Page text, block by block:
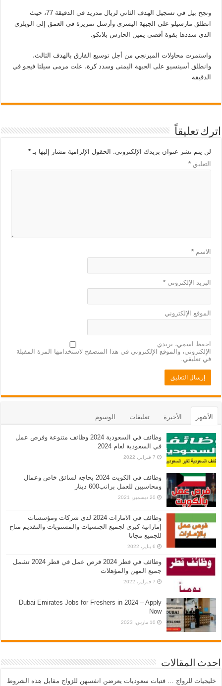
ونجح بيل في تسجيل الهدف الثاني لريال مدريد في الدقيقة 77، حيث
انطلق مارسيلو على الجبهة اليسرى وأرسل تمريرة في العمق إلى الويلزي
الذي سددها بقوة أقصى يمين الحارس بلانكو.
واستمرت محاولات الميرنجي من أجل توسيع الفارق بالهدف الثالث،
وانطلق أسينسيو على الجبهة اليمنى وسدد كرة، علت مرمى سيلتا فيجو في
الدقيقة
اترك تعليقاً
لن يتم نشر عنوان بريدك الإلكتروني. الحقول الإلزامية مشار إليها بـ*
التعليق*
الاسم*
البريد الإلكتروني*
الموقع الإلكتروني
احفظ اسمي، بريدي
الإلكتروني، والموقع الإلكتروني في هذا المتصفح لاستخدامها المرة المقبلة
في تعليقي.
الأشهر الأخيرة تعليقات الوسوم
وظائف في السعودية 2024 وظائف متنوعة وفرص عمل
في السعودية لعام 2024
7 فبراير، 2022
وظائف في الكويت 2024 بحاجه لسائق خاص وعمال
ومحاسبين للعمل براتب600 دينار
20 ديسمبر، 2021
وظائف في الامارات 2024 لدى شركات ومؤسسات
إماراتية كبرى لجميع الجنسيات والمستويات والتقديم متاح
للجميع مجانا
6 يناير، 2022
وظائف في قطر 2024 فرص عمل في قطر 2024 تشمل
جميع المهن والمؤهلات
7 فبراير، 2022
Dubai Emirates Jobs for Freshers in 2024 – Apply
Now
10 مارس، 2023
احدث المقالات
خليجيات للزواج … فتيات سعوديات يعرضن انفسهن للزواج مقابل هذه الشروط